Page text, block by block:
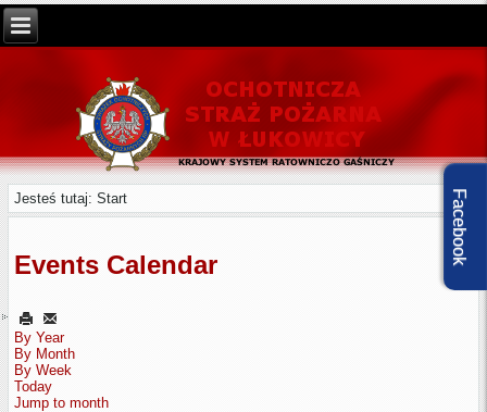
Jesteś tutaj:Start
Events Calendar
By Year
By Month
By Week
Today
Jump to month
Facebook